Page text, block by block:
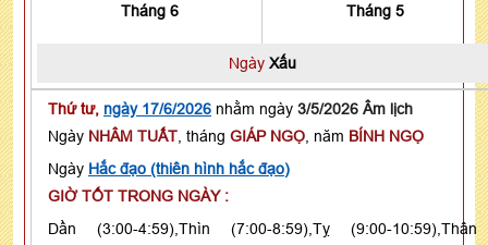
Tháng 6 Tháng 5
Ngày Xấu
Thứ tư, ngày 17/6/2026 nhằm ngày 3/5/2026 Âm lịch
Ngày NHÂM TUẤT , tháng GIÁP NGỌ , năm BÍNH NGỌ
Ngày Hắc đạo (thiên hình hắc đạo)
GIỜ TỐT TRONG NGÀY :
Dần (3:00-4:59),Thìn (7:00-8:59),Tỵ (9:00-10:59),Thân